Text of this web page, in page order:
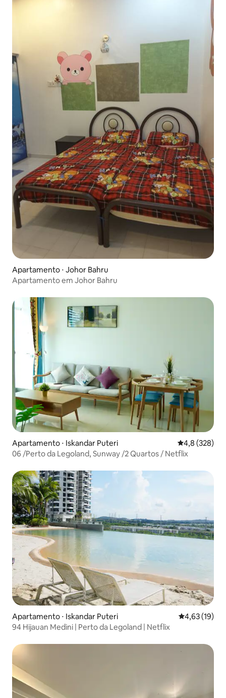
Apartamento ⋅ Johor Bahru
Apartamento em Johor Bahru
Apartamento ⋅ Iskandar Puteri 4,8 de uma
4,8 (328)
06 /Perto da Legoland, Sunway /2 Quartos / Netflix
Apartamento ⋅ Iskandar Puteri 4,63 de uma
4,63 (19)
94 Hijauan Medini | Perto da Legoland | Netflix